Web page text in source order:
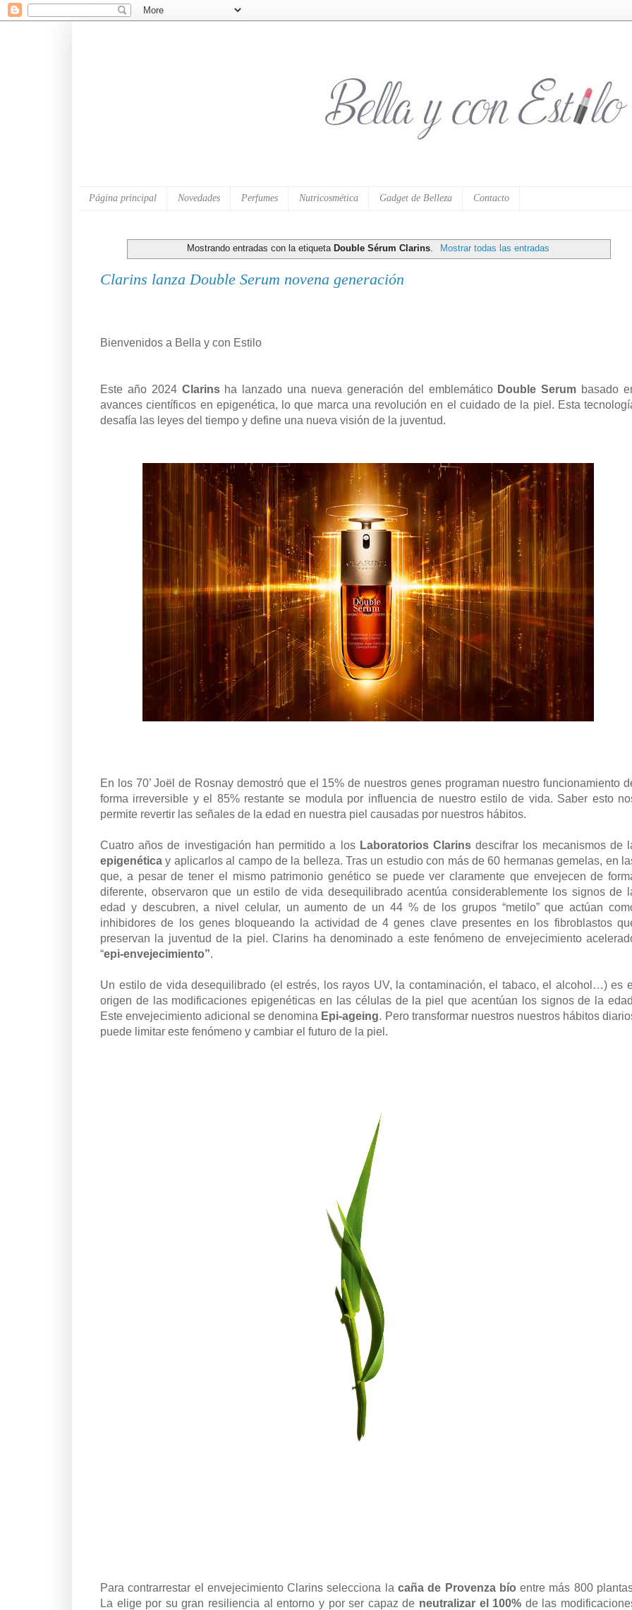
Página principal Novedades Perfumes Nutricosmética Gadget de Belleza Contacto
Mostrando entradas con la etiquetaDouble Sérum Clarins Mostrar todas las entradas
Clarins lanza Double Serum novena generación
Bienvenidos a Bella y con Estilo
Este año 2024 Clarinsha lanzado una nueva generación del emblemático Double Serum basado
avances científicos en epigenética, lo que marca una revolución en el cuidado de la piel. Esta
desafía las leyes del tiempo y define una nueva visión de la juventud.
En los 70’ Joël de Rosnay demostró que el 15% de nuestros genes programan nuestro funcionamiento
forma irreversible y el 85% restante se modula por influencia de nuestro estilo de vida. Saber esto
permite revertir las señales de la edad en nuestra piel causadas por nuestros hábitos.
Cuatro años de investigación han permitido a los Laboratorios Clarinsdescifrar los mecanismos de
epigenética y aplicarlos al campo de la belleza. Tras un estudio con más de 60 hermanas gemelas, en
que, a pesar de tener el mismo patrimonio genético se puede ver claramente que envejecen de
diferente, observaron que un estilo de vida desequilibrado acentúa considerablemente los signos de
edad y descubren, a nivel celular, un aumento de un 44 % de los grupos “metilo” que actúan
inhibidores de los genes bloqueando la actividad de 4 genes clave presentes en los fibroblastos
preservan la juventud de la piel. Clarins ha denominado a este fenómeno de envejecimiento
“epi-envejecimiento”.
Un estilo de vida desequilibrado (el estrés, los rayos UV, la contaminación, el tabaco, el alcohol…) es
origen de las modificaciones epigenéticas en las células de la piel que acentúan los signos de la
Este envejecimiento adicional se denomina Epi-ageing. Pero transformar nuestros nuestros hábitos
puede limitar este fenómeno y cambiar el futuro de la piel.
Para contrarrestar el envejecimiento Clarins selecciona la caña de Provenza bío entre más 800
La elige por su gran resiliencia al entorno y por ser capaz de neutralizar el 100% de las